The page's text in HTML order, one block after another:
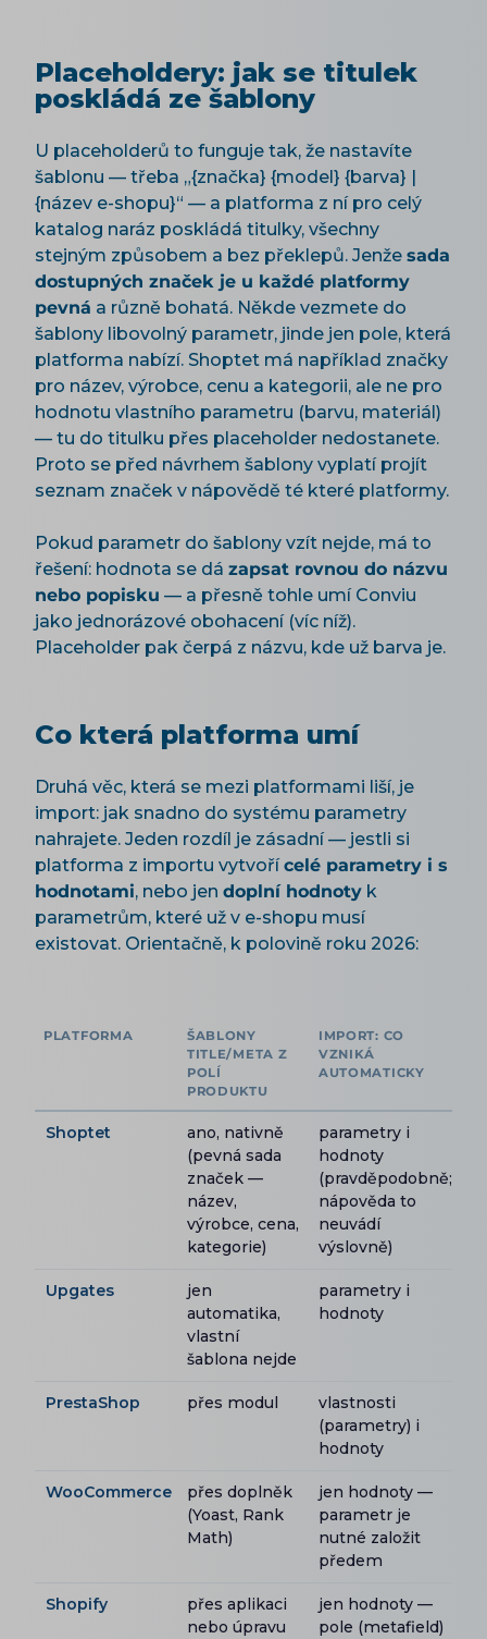
Placeholdery: jak se titulek
poskládá ze šablony
U placeholderů to funguje tak, že nastavíte
šablonu — třeba „{značka} {model} {barva} |
{název e-shopu}“ — a platforma z ní pro celý
katalog naráz poskládá titulky, všechny
stejným způsobem a bez překlepů. Jenže sada
dostupných značek je u každé platformy
pevná a různě bohatá. Někde vezmete do
šablony libovolný parametr, jinde jen pole, která
platforma nabízí. Shoptet má například značky
pro název, výrobce, cenu a kategorii, ale ne pro
hodnotu vlastního parametru (barvu, materiál)
— tu do titulku přes placeholder nedostanete.
Proto se před návrhem šablony vyplatí projít
seznam značek v nápovědě té které platformy.
Pokud parametr do šablony vzít nejde, má to
řešení: hodnota se dá zapsat rovnou do názvu
nebo popisku — a přesně tohle umí Conviu
jako jednorázové obohacení (víc níž).
Placeholder pak čerpá z názvu, kde už barva je.
Co která platforma umí
Druhá věc, která se mezi platformami liší, je
import: jak snadno do systému parametry
nahrajete. Jeden rozdíl je zásadní — jestli si
platforma z importu vytvořícelé parametry i s
hodnotami, nebo jen doplní hodnoty k
parametrům, které už v e-shopu musí
existovat. Orientačně, k polovině roku 2026:
PLATFORMA
ŠABLONY
TITLE/META Z
POLÍ
PRODUKTU
IMPORT: CO
VZNIKÁ
AUTOMATICKY
Shoptet
ano, nativně
(pevná sada
značek —
název,
výrobce, cena,
kategorie)
parametry i
hodnoty
(pravděpodobně;
nápověda to
neuvádí
výslovně)
Upgates
jen
automatika,
vlastní
šablona nejde
parametry i
hodnoty
PrestaShop přes modul
vlastnosti
(parametry) i
hodnoty
WooCommerce
přes doplněk
(Yoast, Rank
Math)
jen hodnoty —
parametr je
nutné založit
předem
Shopify
přes aplikaci
nebo úpravu
jen hodnoty —
pole (metafield)